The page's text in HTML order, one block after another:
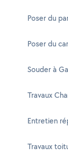
Poser du
Poser du
Souder à
Travaux
Entretien
Travaux